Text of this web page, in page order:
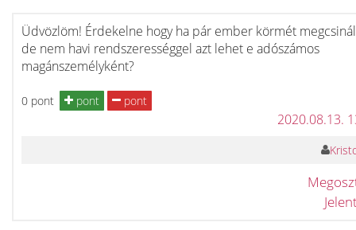
Üdvözlöm! Érdekelne hogy ha pár ember körmét
de nem havi rendszerességgel azt lehet e adószámos
magánszemélyként?
0 pont pont pont
2020.08.13.